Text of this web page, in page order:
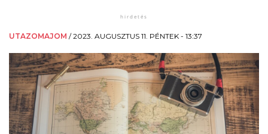
UTAZOMAJOM /2023. AUGUSZTUS 11. PÉNTEK - 13:37